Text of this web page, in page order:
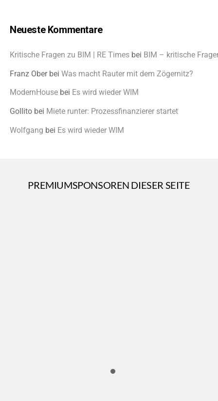
Neueste Kommentare
Kritische Fragen zu BIM | RE Times bei BIM – kritische
Franz Oberbei Was macht Rauter mit dem Zögernitz?
ModernHouse bei Es wird wieder WIM
Gollito bei Miete runter: Prozessfinanzierer startet
Wolfgang bei Es wird wieder WIM
PREMIUMSPONSOREN DIESER SEITE